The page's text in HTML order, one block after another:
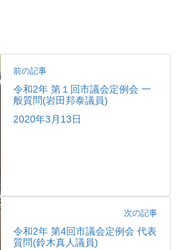
前の記事
令和2年 第１回市議会定例会 一
般質問(岩田邦泰議員)
2020年3月13日
次の記事
令和2年 第4回市議会定例会 代表
質問(鈴木真人議員)